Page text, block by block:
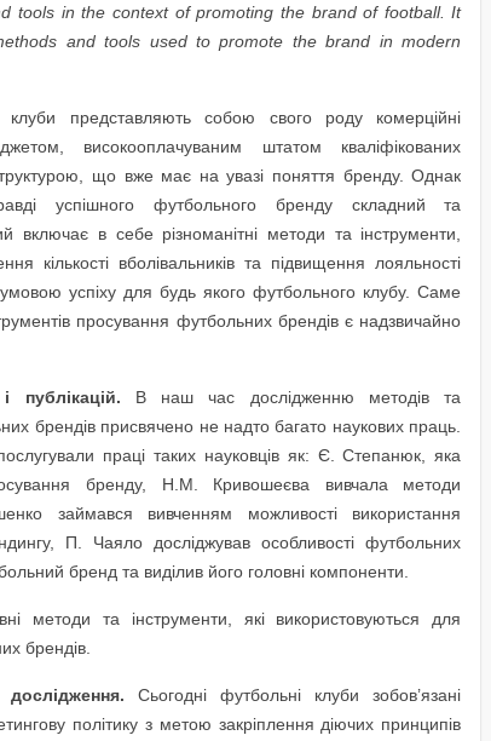
tools in the context of promoting the brand of football.It
and tools used to promote the brand in modern
клуби представляють собою свого роду комерційні
високооплачуваним штатом кваліфікованих
що вже має на увазі поняття бренду. Однак
успішного футбольного бренду складний та
включає в себе різноманітні методи та інструменти,
кількості вболівальників та підвищення лояльності
успіху для будь якого футбольного клубу. Саме
просування футбольних брендів є надзвичайно
публікацій. В наш час дослідженню методів та
брендів присвячено не надто багато наукових праць.
праці таких науковців як: Є. Степанюк, яка
бренду, Н.М. Кривошеєва вивчала методи
займався вивченням можливості використання
П. Чаяло досліджував особливості футбольних
бренд та виділив його головні компоненти.
методи та інструменти, які використовуються для
брендів.
Сьогодні футбольні клуби зобов’язані
політику з метою закріплення діючих принципів